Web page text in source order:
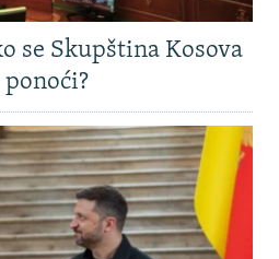
se Skupština Kosova